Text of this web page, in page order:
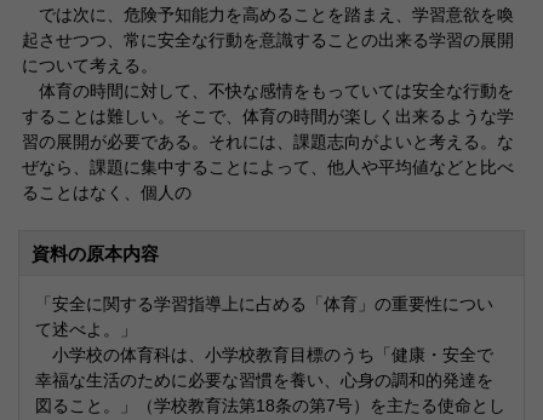
では次に、危険予知能力を高めることを踏まえ、学習意欲を喚
起させつつ、常に安全な行動を意識することの出来る学習の展開
について考える。
体育の時間に対して、不快な感情をもっていては安全な行動を
することは難しい。そこで、体育の時間が楽しく出来るような学
習の展開が必要である。それには、課題志向がよいと考える。な
ぜなら、課題に集中することによって、他人や平均値などと比べ
ることはなく、個人の
資料の原本内容
「安全に関する学習指導上に占める「体育」の重要性につい
て述べよ。」
小学校の体育科は、小学校教育目標のうち「健康・安全で
幸福な生活のために必要な習慣を養い、心身の調和的発達を
図ること。」（学校教育法第18条の第7号）を主たる使命とし